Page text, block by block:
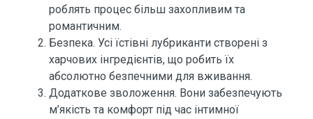
роблять процес більш захопливим та
романтичним.
Безпека. Усі їстівні лубриканти створені з
харчових інгредієнтів, що робить їх
абсолютно безпечними для вживання.
Додаткове зволоження. Вони забезпечують
м’якість та комфорт під час інтимної